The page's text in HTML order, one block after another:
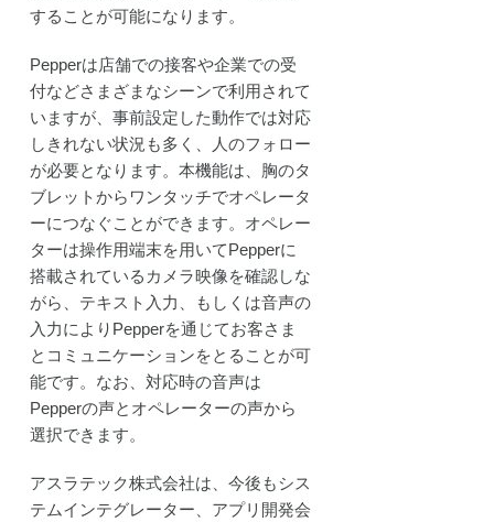
することが可能になります。
Pepperは店舗での接客や企業での受
付などさまざまなシーンで利用されて
いますが、事前設定した動作では対応
しきれない状況も多く、人のフォロー
が必要となります。本機能は、胸のタ
ブレットからワンタッチでオペレータ
ーにつなぐことができます。オペレー
ターは操作用端末を用いてPepperに
搭載されているカメラ映像を確認しな
がら、テキスト入力、もしくは音声の
入力によりPepperを通じてお客さま
とコミュニケーションをとることが可
能です。なお、対応時の音声は
Pepperの声とオペレーターの声から
選択できます。
アスラテック株式会社は、今後もシス
テムインテグレーター、アプリ開発会